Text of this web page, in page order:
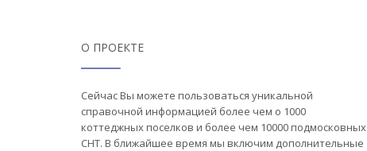
О ПРОЕКТЕ
Сейчас Вы можете пользоваться уникальной
справочной информацией более чем о 1000
коттеджных поселков и более чем 10000 подмосковных
СНТ. В ближайшее время мы включим дополнительные